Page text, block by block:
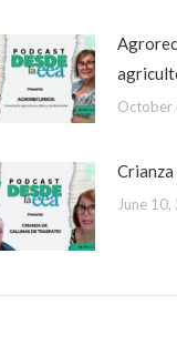
October
June